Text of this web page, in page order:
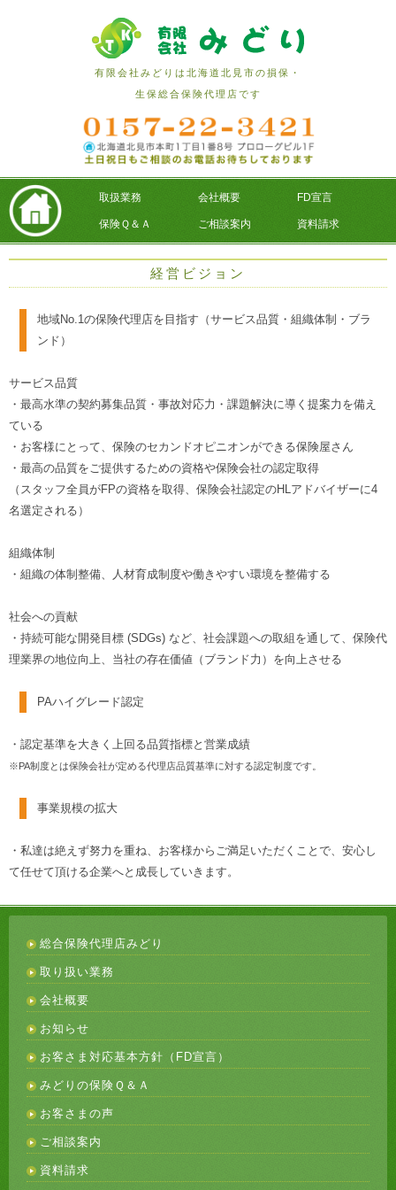
有限会社みどりは北海道北見市の損保・
生保総合保険代理店です
取扱業務 会社概要 FD宣言
保険Ｑ＆Ａ ご相談案内 資料請求
経営ビジョン
地域No.1の保険代理店を目指す（サービス品質・組織体制・ブラ
ンド）
サービス品質
・最高水準の契約募集品質・事故対応力・課題解決に導く提案力を備え
ている
・お客様にとって、保険のセカンドオピニオンができる保険屋さん
・最高の品質をご提供するための資格や保険会社の認定取得
（スタッフ全員がFPの資格を取得、保険会社認定のHLアドバイザーに4
名選定される）
組織体制
・組織の体制整備、人材育成制度や働きやすい環境を整備する
社会への貢献
・持続可能な開発目標 (SDGs) など、社会課題への取組を通して、保険代
理業界の地位向上、当社の存在価値（ブランド力）を向上させる
PAハイグレード認定
・認定基準を大きく上回る品質指標と営業成績
※PA制度とは保険会社が定める代理店品質基準に対する認定制度です。
事業規模の拡大
・私達は絶えず努力を重ね、お客様からご満足いただくことで、安心し
て任せて頂ける企業へと成長していきます。
総合保険代理店みどり
取り扱い業務
会社概要
お知らせ
お客さま対応基本方針（FD宣言）
みどりの保険Ｑ＆Ａ
お客さまの声
ご相談案内
資料請求